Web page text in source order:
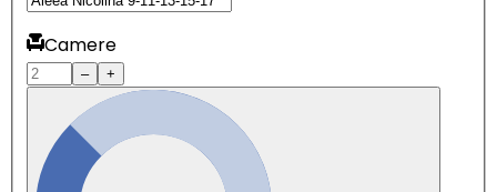
Camere
– +